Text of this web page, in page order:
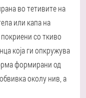
во тетивите на
или капа на
со ткиво
која ги опкружува
формирани од
околу нив, а